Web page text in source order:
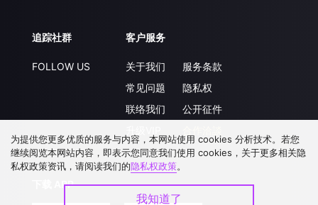
追踪社群
FOLLOW US
客户服务
关于我们
常见问题
联络我们
服务条款
隐私权
公开征件
下载 APP
为提供您更多优质的服务与内容，本网站使用 cookies 分析技术。若您
继续阅览本网站内容，即表示您同意我们使用 cookies，关于更多相关隐
私权政策资讯，请阅读我们的隐私权政策。
我知道了